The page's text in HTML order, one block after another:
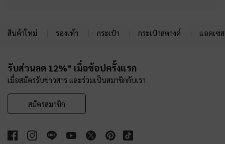
สินค้าใหม่ รองเท้า กระเป๋า กระเป๋าสตางค์ แอคเซ
รับส่วนลด 12%* เมื่อช้อปครั้งแรก
เมื่อสมัครรับข่าวสาร และร่วมเป็นสมาชิกกับเรา
สมัครสมาชิก